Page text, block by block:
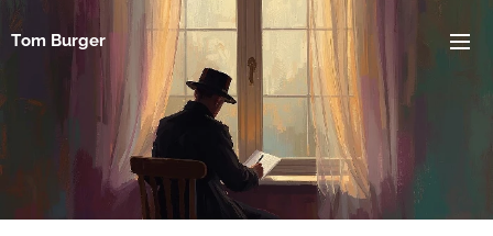
Tom Burger